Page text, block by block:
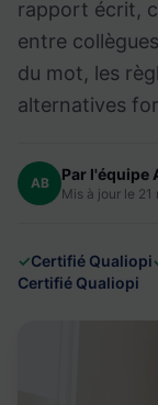
rapport écrit,
entre
du mot, les
alternatives
AB Par l'équipe
Mis à jour le 21
✓Certifié Qualiopi
Certifié Qualiopi